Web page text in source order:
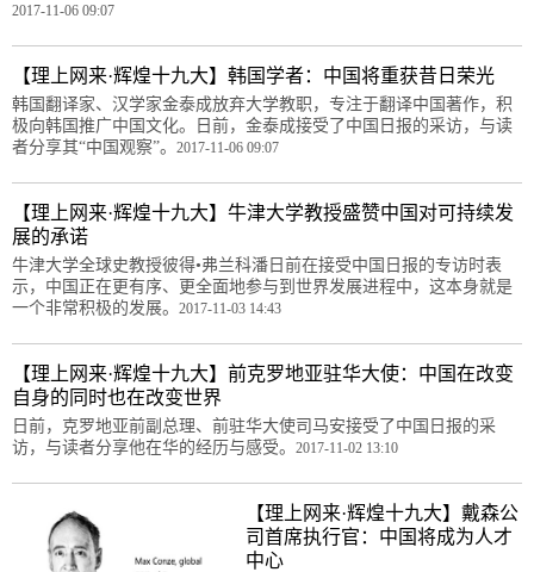
2017-11-06 09:07
【理上网来·辉煌十九大】韩国学者：中国将重获昔日荣光
韩国翻译家、汉学家金泰成放弃大学教职，专注于翻译中国著作，积
极向韩国推广中国文化。日前，金泰成接受了中国日报的采访，与读
者分享其“中国观察”。 2017-11-06 09:07
【理上网来·辉煌十九大】牛津大学教授盛赞中国对可持续发
展的承诺
牛津大学全球史教授彼得•弗兰科潘日前在接受中国日报的专访时表
示，中国正在更有序、更全面地参与到世界发展进程中，这本身就是
一个非常积极的发展。 2017-11-03 14:43
【理上网来·辉煌十九大】前克罗地亚驻华大使：中国在改变
自身的同时也在改变世界
日前，克罗地亚前副总理、前驻华大使司马安接受了中国日报的采
访，与读者分享他在华的经历与感受。 2017-11-02 13:10
【理上网来·辉煌十九大】戴森公
司首席执行官：中国将成为人才
中心